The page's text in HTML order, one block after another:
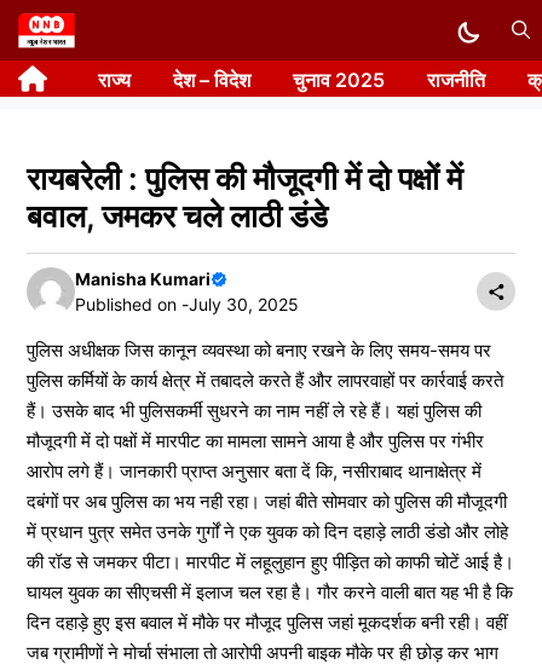
Skip
to
content राज्य देश – विदेश चुनाव 2025 राजनीति
रायबरेली : पुलिस की मौजूदगी में दो पक्षों में
बवाल, जमकर चले लाठी डंडे
Manisha Kumari
Published on -July 30, 2025
पुलिस अधीक्षक जिस कानून व्यवस्था को बनाए रखने के लिए समय-समय पर
पुलिस कर्मियों के कार्य क्षेत्र में तबादले करते हैं और लापरवाहों पर कार्रवाई करते
हैं। उसके बाद भी पुलिसकर्मी सुधरने का नाम नहीं ले रहे हैं। यहां पुलिस की
मौजूदगी में दो पक्षों में मारपीट का मामला सामने आया है और पुलिस पर गंभीर
आरोप लगे हैं। जानकारी प्राप्त अनुसार बता दें कि, नसीराबाद थानाक्षेत्र में
दबंगों पर अब पुलिस का भय नही रहा। जहां बीते सोमवार को पुलिस की मौजूदगी
में प्रधान पुत्र समेत उनके गुर्गों ने एक युवक को दिन दहाड़े लाठी डंडो और लोहे
की रॉड से जमकर पीटा। मारपीट में लहूलुहान हुए पीड़ित को काफी चोटें आई है।
घायल युवक का सीएचसी में इलाज चल रहा है। गौर करने वाली बात यह भी है कि
दिन दहाड़े हुए इस बवाल में मौके पर मौजूद पुलिस जहां मूकदर्शक बनी रही। वहीं
जब ग्रामीणों ने मोर्चा संभाला तो आरोपी अपनी बाइक मौके पर ही छोड़ कर भाग